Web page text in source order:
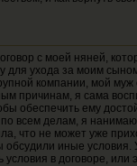
с моей няней,
для ухода за моим
компании, мой муж
причинам, я сама
обеспечить ему
по всем делам, я
что не может уже
обсудили иные условия.
в договоре, или